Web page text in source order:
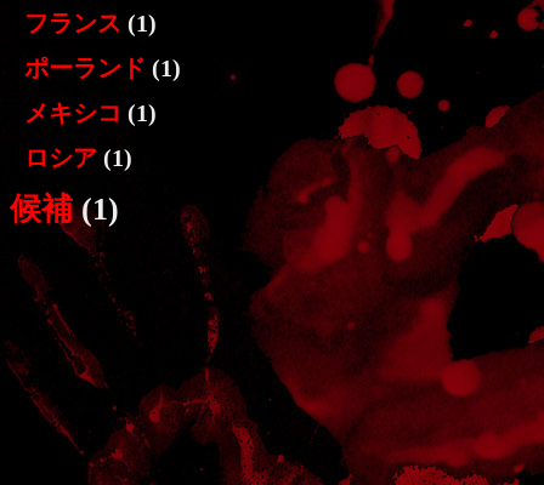
フランス (1)
ポーランド (1)
メキシコ (1)
ロシア (1)
候補(1)